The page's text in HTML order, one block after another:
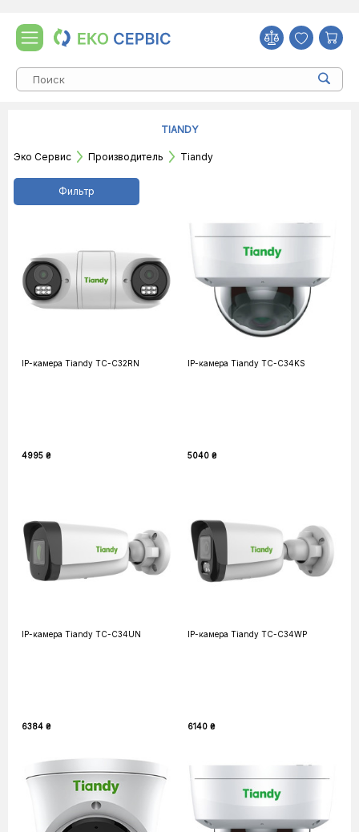
TIANDY
Эко Сервис Производитель Tiandy
Фильтр
IP-камера Tiandy TC-C32RN
4995 ₴
IP-камера Tiandy TC-C34KS
5040 ₴
IP-камера Tiandy TC-C34UN
6384 ₴
IP-камера Tiandy TC-C34WP
6140 ₴